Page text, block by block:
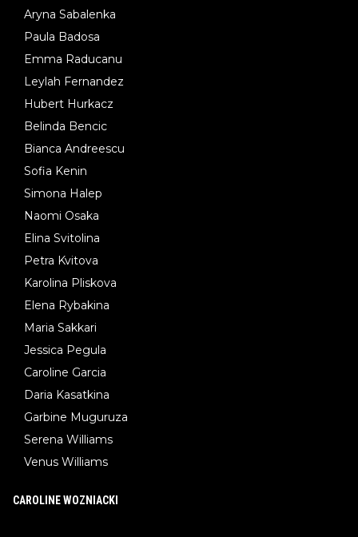
Aryna Sabalenka
Paula Badosa
Emma Raducanu
Leylah Fernandez
Hubert Hurkacz
Belinda Bencic
Bianca Andreescu
Sofia Kenin
Simona Halep
Naomi Osaka
Elina Svitolina
Petra Kvitova
Karolina Pliskova
Elena Rybakina
Maria Sakkari
Jessica Pegula
Caroline Garcia
Daria Kasatkina
Garbine Muguruza
Serena Williams
Venus Williams
CAROLINE WOZNIACKI